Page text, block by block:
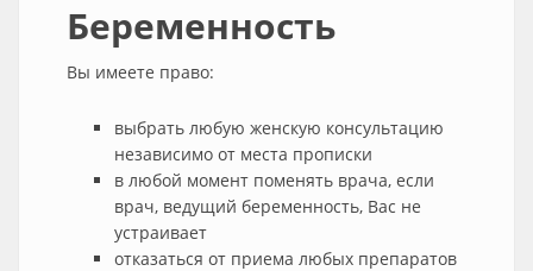
Беременность
Вы имеете право:
выбрать любую женскую консультацию
независимо от места прописки
в любой момент поменять врача, если
врач, ведущий беременность, Вас не
устраивает
отказаться от приема любых препаратов